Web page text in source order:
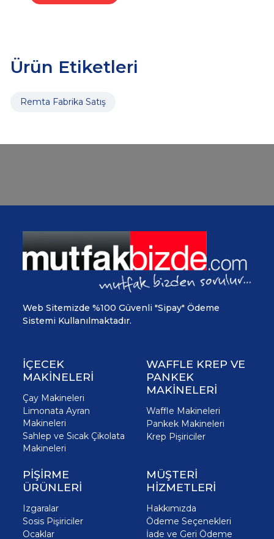
Ürün Etiketleri
Remta Fabrika Satış
Web Sitemizde %100 Güvenli "Sipay" Ödeme
Sistemi Kullanılmaktadır.
İÇECEK
MAKİNELERİ
Çay Makineleri
Limonata Ayran
Makineleri
Sahlep ve Sıcak Çikolata
Makineleri
WAFFLE KREP VE
PANKEK
MAKİNELERİ
Waffle Makineleri
Pankek Makineleri
Krep Pişiriciler
PİŞİRME
ÜRÜNLERİ
Izgaralar
Sosis Pişiriciler
Ocaklar
MÜŞTERİ
HİZMETLERİ
Hakkımızda
Ödeme Seçenekleri
İade ve Geri Ödeme